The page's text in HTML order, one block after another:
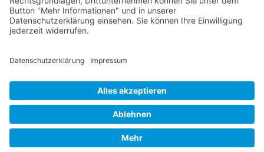
Mo Di Mi Do Fr Sa
So
3127 28 29 30 31 1
2
3310 11 12
26 27 28
3